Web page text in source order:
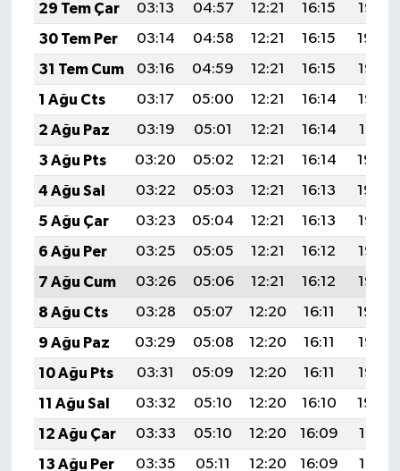
29 Tem Çar
03:13 04:57 12:21 16:15
19:35
30 Tem Per
03:14 04:58 12:21 16:15
19:34
31 Tem Cum
03:16 04:59 12:21 16:15
19:33
1 Ağu Cts
03:17 05:00 12:21 16:14
19:32
2 Ağu Paz
03:19 05:01 12:21 16:14
19:31
3 Ağu Pts
03:20 05:02 12:21 16:14
19:30
4 Ağu Sal
03:22 05:03 12:21 16:13
19:29
5 Ağu Çar
03:23 05:04 12:21 16:13
19:28
6 Ağu Per
03:25 05:05 12:21 16:12
19:27
7 Ağu Cum
03:26 05:06 12:21 16:12
19:25
8 Ağu Cts
03:28 05:07 12:20 16:11
19:24
9 Ağu Paz
03:29 05:08 12:20 16:11
19:23
10 Ağu Pts
03:31 05:09 12:20 16:11
19:22
11 Ağu Sal
03:32 05:10 12:20 16:10
19:20
12 Ağu Çar
03:33 05:10 12:20 16:09
19:19
13 Ağu Per
03:35 05:11 12:20 16:09
19:18